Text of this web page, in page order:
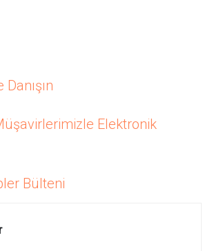
Elektronik
Bülteni